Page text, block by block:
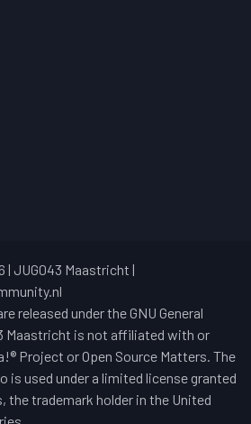
| JUG043 Maastricht |
released under the GNU General
Maastricht is not affiliated with or
Project or Open Source Matters. The
is used under a limited license granted
the trademark holder in the United